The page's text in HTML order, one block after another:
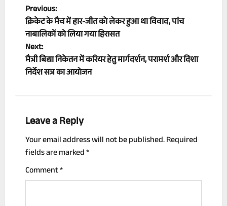
P
o
s
t
a
v
i
g
Previous:
क्रिकेट के मैच में हार-जीत को लेकर हुआ था विवाद, पांच
नाबालिकों को लिया गया हिरासत
Next:
मैत्री बिद्या निकेतन में करियर हेतु मार्गदर्शन, परामर्श और दिशा
निर्देश सत्र का आयोजन
Leave a Reply
Your email address will not be published.Required
fields are marked*
Comment*